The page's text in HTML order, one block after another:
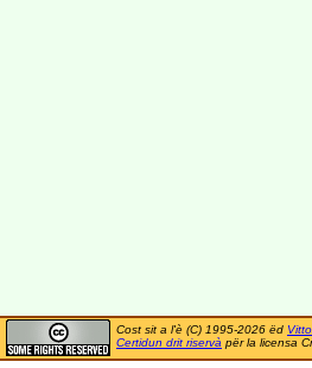
Cost sit a l'è (C) 1995-2026 ëd
Certidun drit riservà për la licensa